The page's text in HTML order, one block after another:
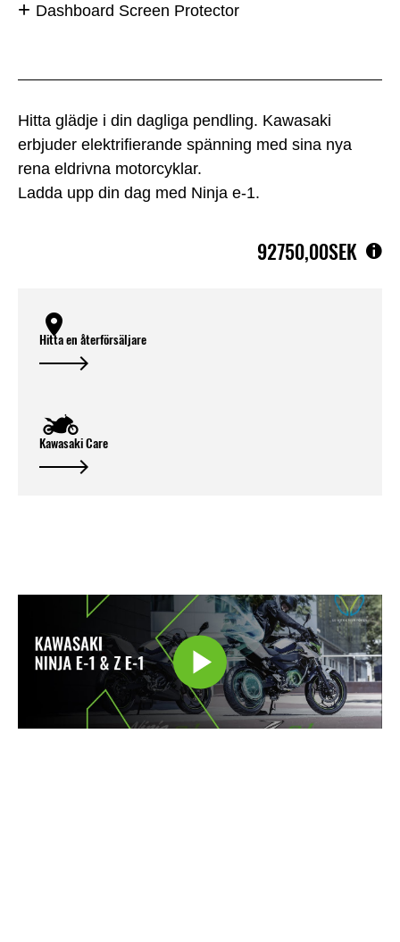
Hitta glädje i din dagliga pendling. Kawasaki
erbjuder elektrifierande spänning med sina nya
rena eldrivna motorcyklar.
Ladda upp din dag med Ninja e-1.
92750,00SEK
Dashboard Screen Protector
Hitta en återförsäljare
Kawasaki Care